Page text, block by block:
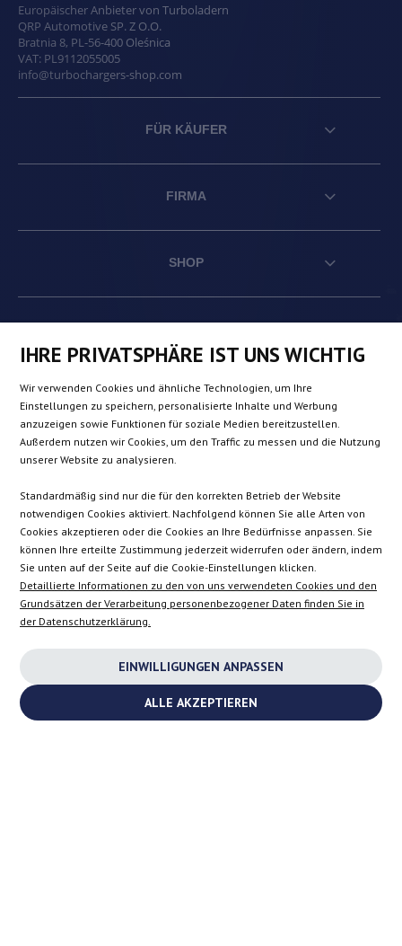
Europäischer Anbieter von Turboladern
QRP Automotive SP. Z O.O.
Bratnia 8, PL-56-400 Oleśnica
VAT: PL9112055005
info@turbochargers-shop.com
FÜR KÄUFER
FIRMA
SHOP
CZ ES
IE
SK
FACEBOOK
IHRE PRIVATSPHÄRE IST UNS WICHTIG
Wir verwenden Cookies und ähnliche Technologien, um Ihre
Einstellungen zu speichern, personalisierte Inhalte und Werbung
anzuzeigen sowie Funktionen für soziale Medien bereitzustellen.
Außerdem nutzen wir Cookies, um den Traffic zu messen und die Nutzung
unserer Website zu analysieren.
Standardmäßig sind nur die für den korrekten Betrieb der Website
notwendigen Cookies aktiviert. Nachfolgend können Sie alle Arten von
Cookies akzeptieren oder die Cookies an Ihre Bedürfnisse anpassen. Sie
können Ihre erteilte Zustimmung jederzeit widerrufen oder ändern, indem
Sie unten auf der Seite auf die Cookie-Einstellungen klicken.
Detaillierte Informationen zu den von uns verwendeten Cookies und den
Grundsätzen der Verarbeitung personenbezogener Daten finden Sie in
der Datenschutzerklärung.
EINWILLIGUNGEN ANPASSEN
ALLE AKZEPTIEREN